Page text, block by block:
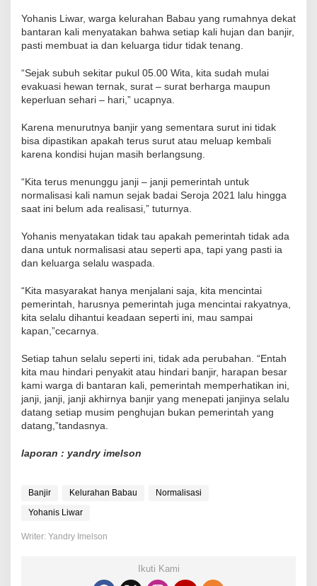
Yohanis Liwar, warga kelurahan Babau yang rumahnya dekat
bantaran kali menyatakan bahwa setiap kali hujan dan banjir,
pasti membuat ia dan keluarga tidur tidak tenang.
“Sejak subuh sekitar pukul 05.00 Wita, kita sudah mulai
evakuasi hewan ternak, surat – surat berharga maupun
keperluan sehari – hari,” ucapnya.
Karena menurutnya banjir yang sementara surut ini tidak
bisa dipastikan apakah terus surut atau meluap kembali
karena kondisi hujan masih berlangsung.
“Kita terus menunggu janji – janji pemerintah untuk
normalisasi kali namun sejak badai Seroja 2021 lalu hingga
saat ini belum ada realisasi,” tuturnya.
Yohanis menyatakan tidak tau apakah pemerintah tidak ada
dana untuk normalisasi atau seperti apa, tapi yang pasti ia
dan keluarga selalu waspada.
“Kita masyarakat hanya menjalani saja, kita mencintai
pemerintah, harusnya pemerintah juga mencintai rakyatnya,
kita selalu dihantui keadaan seperti ini, mau sampai
kapan,”cecarnya.
Setiap tahun selalu seperti ini, tidak ada perubahan. “Entah
kita mau hindari penyakit atau hindari banjir, harapan besar
kami warga di bantaran kali, pemerintah memperhatikan ini,
janji, janji, janji akhirnya banjir yang menepati janjinya selalu
datang setiap musim penghujan bukan pemerintah yang
datang,”tandasnya.
laporan : yandry imelson
Banjir Kelurahan Babau
Normalisasi
Yohanis Liwar
Writer: Yandry Imelson
Ikuti Kami